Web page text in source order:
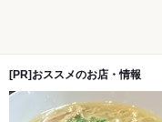
[PR]おススメのお店・情報